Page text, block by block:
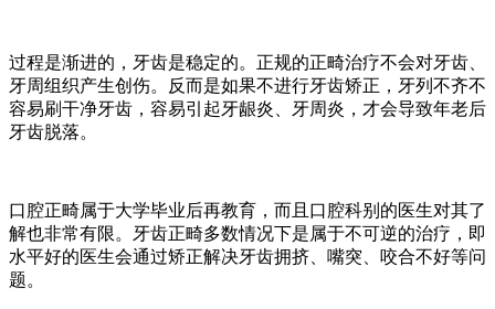
过程是渐进的，牙齿是稳定的。正规的正畸治疗不会对牙齿、
牙周组织产生创伤。
反而是如果不进行牙齿矫正，牙列不齐不
容易刷干净牙齿，容易引起牙龈炎、牙周炎，才会导致年老后
牙齿脱落。
口腔正畸属于大学毕业后再教育，而且口腔科别的医生对其了
解也非常有限。牙齿正畸多数情况下是属于不可逆的治疗，即
水平好的医生会通过矫正解决牙齿拥挤、嘴突、咬合不好等问
题。